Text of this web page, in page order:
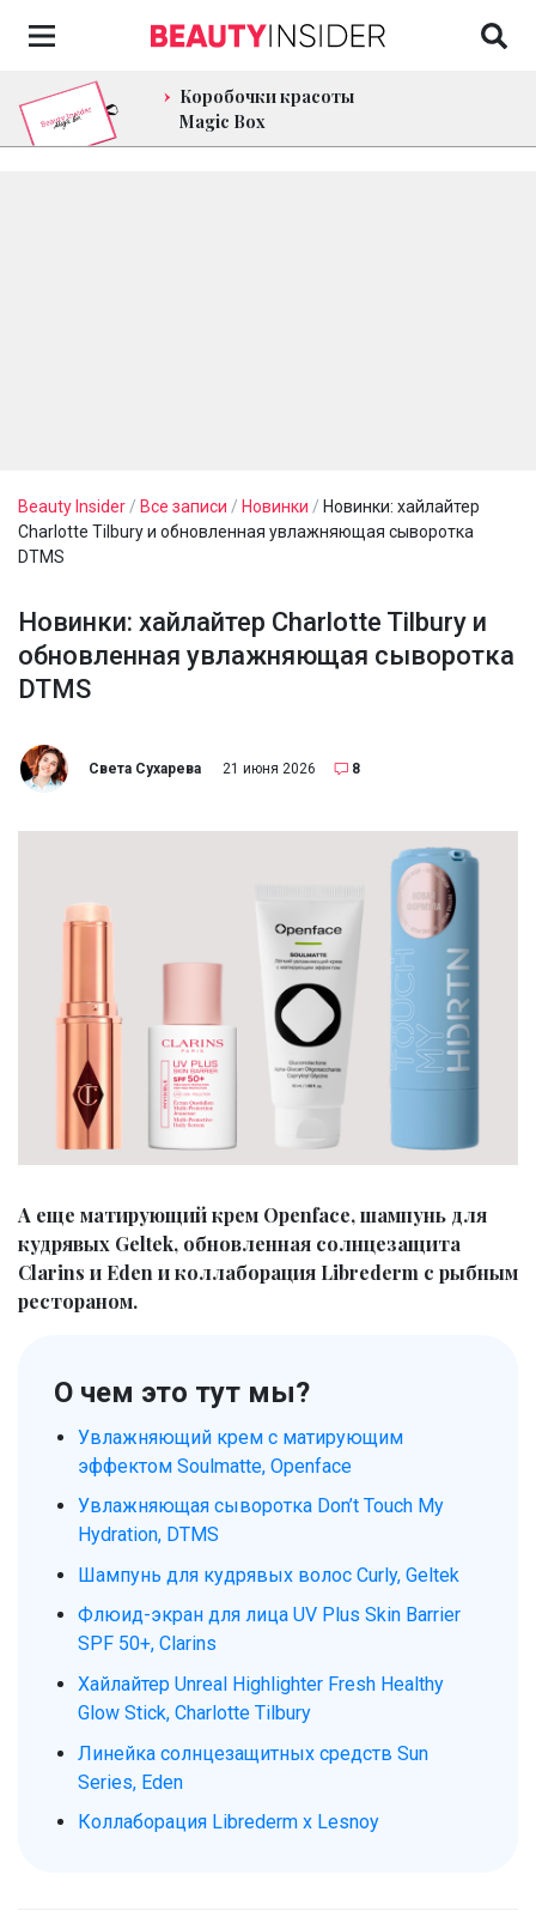
Коробочки красоты
Magic Box
Beauty Insider / Все записи / Новинки / Новинки: хайлайтер
Charlotte Tilbury и обновленная увлажняющая сыворотка
DTMS
Новинки: хайлайтер Charlotte Tilbury и
обновленная увлажняющая сыворотка
DTMS
Света Сухарева 21 июня 2026 8
А еще матирующий крем Openface, шампунь для
кудрявых Geltek, обновленная солнцезащита
Clarins и Eden и коллаборация Librederm c рыбным
рестораном.
О чем это тут мы?
Увлажняющий крем с матирующим
эффектом Soulmatte, Openface
Увлажняющая сыворотка Don’t Touch My
Hydration, DTMS
Шампунь для кудрявых волос Curly, Geltek
Флюид-экран для лица UV Plus Skin Barrier
SPF 50+, Clarins
Хайлайтер Unreal Highlighter Fresh Healthy
Glow Stick, Charlotte Tilbury
Линейка солнцезащитных средств Sun
Series, Eden
Коллаборация Librederm х Lesnoy